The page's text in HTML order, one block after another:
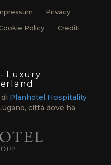
Privacy
Policy Crediti
Luxury
Planhotel Hospitality
città dove ha